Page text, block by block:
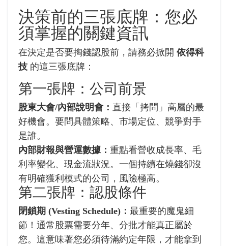
決策前的三張底牌：您必
須掌握的關鍵資訊
在決定是否要掏錢認股前，請務必掀開 依得科
技 的這三張底牌：
第一張牌：公司前景
股東大會/內部說明會： 直接「拷問」高層的最
好機會。要問具體策略、市場定位、競爭對手
是誰。
內部財報與營運數據： 重點看營收成長率、毛
利率變化、現金流狀況。一個持續在燒錢卻沒
有明確獲利模式的公司，風險極高。
第二張牌：認股條件
閉鎖期 (Vesting Schedule)： 最重要的魔鬼細
節！通常股票需要分年、分批才能真正屬於
您。這意味著您必須待滿約定年限，才能拿到